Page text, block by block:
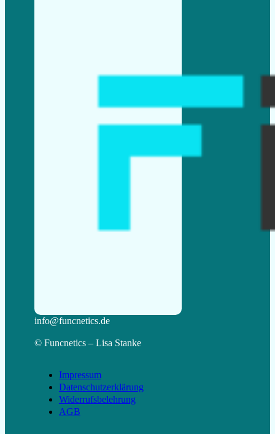
Follow us on Facebook
Follow us on Instagram
Follow us on YouTube
info@funcnetics.de
© Funcnetics – Lisa Stanke
Impressum
Datenschutzerklärung
Widerrufsbelehrung
AGB